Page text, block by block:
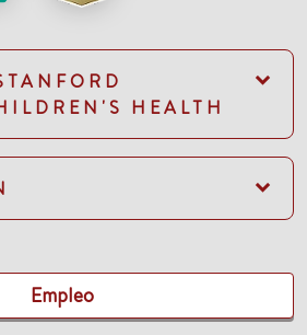
HEALTH
Empleo